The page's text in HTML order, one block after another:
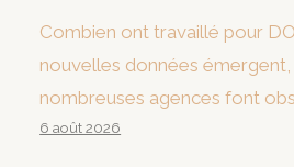
Combien ont travaillé pour
nouvelles données émergent,
nombreuses agences font
6 août 2026